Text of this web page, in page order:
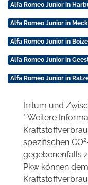
Alfa Romeo Junior in
Alfa Romeo Junior in
Alfa Romeo Junior in
Alfa Romeo Junior in
Alfa Romeo Junior in
Irrtum und
* Weitere
spezifischen CO2
gegebenenfalls
Pkw können